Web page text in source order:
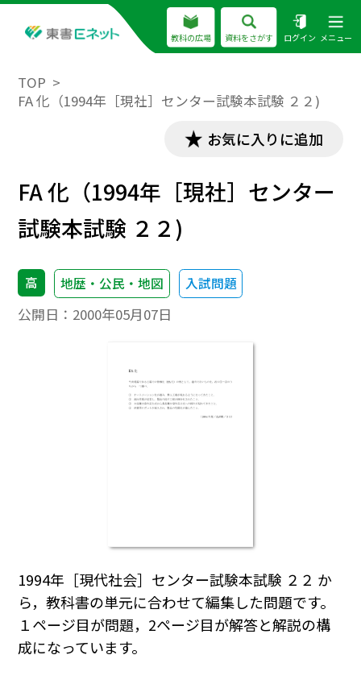
教科の広場 資料をさがす ログイン メニュー
TOP
FA 化（1994年［現社］センター試験本試験 ２２)
お気に入りに追加
FA 化（1994年［現社］センター
試験本試験 ２２)
高 地歴・公民・地図 入試問題
公開日： 2000年05月07日
1994年［現代社会］センター試験本試験 ２２ か
ら，教科書の単元に合わせて編集した問題です。
１ページ目が問題，2ページ目が解答と解説の構
成になっています。